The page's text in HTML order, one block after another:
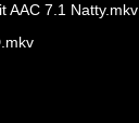
AAC 7.1 Natty.mkv